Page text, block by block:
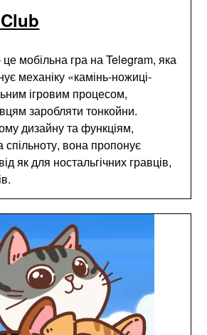
мобільна гра на Telegram, яка
механіку «камінь-ножиці-
ігровим процесом,
заробляти тонкойни.
дизайну та функціям,
спільноту, вона пропонує
як для ностальгічних гравців,